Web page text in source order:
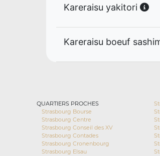
Kareraisu yakitori
Kareraisu boeuf
QUARTIERS PROCHES
Strasbourg Bourse
Strasbourg Centre
Strasbourg Conseil des XV
Strasbourg Contades
Strasbourg Cronenbourg
Strasbourg Elsau